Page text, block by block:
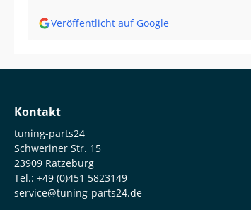
Veröffentlicht auf Google
Kontakt
tuning-parts24
Schweriner Str. 15
23909 Ratzeburg
Tel.: +49 (0)451 5823149
service@tuning-parts24.de